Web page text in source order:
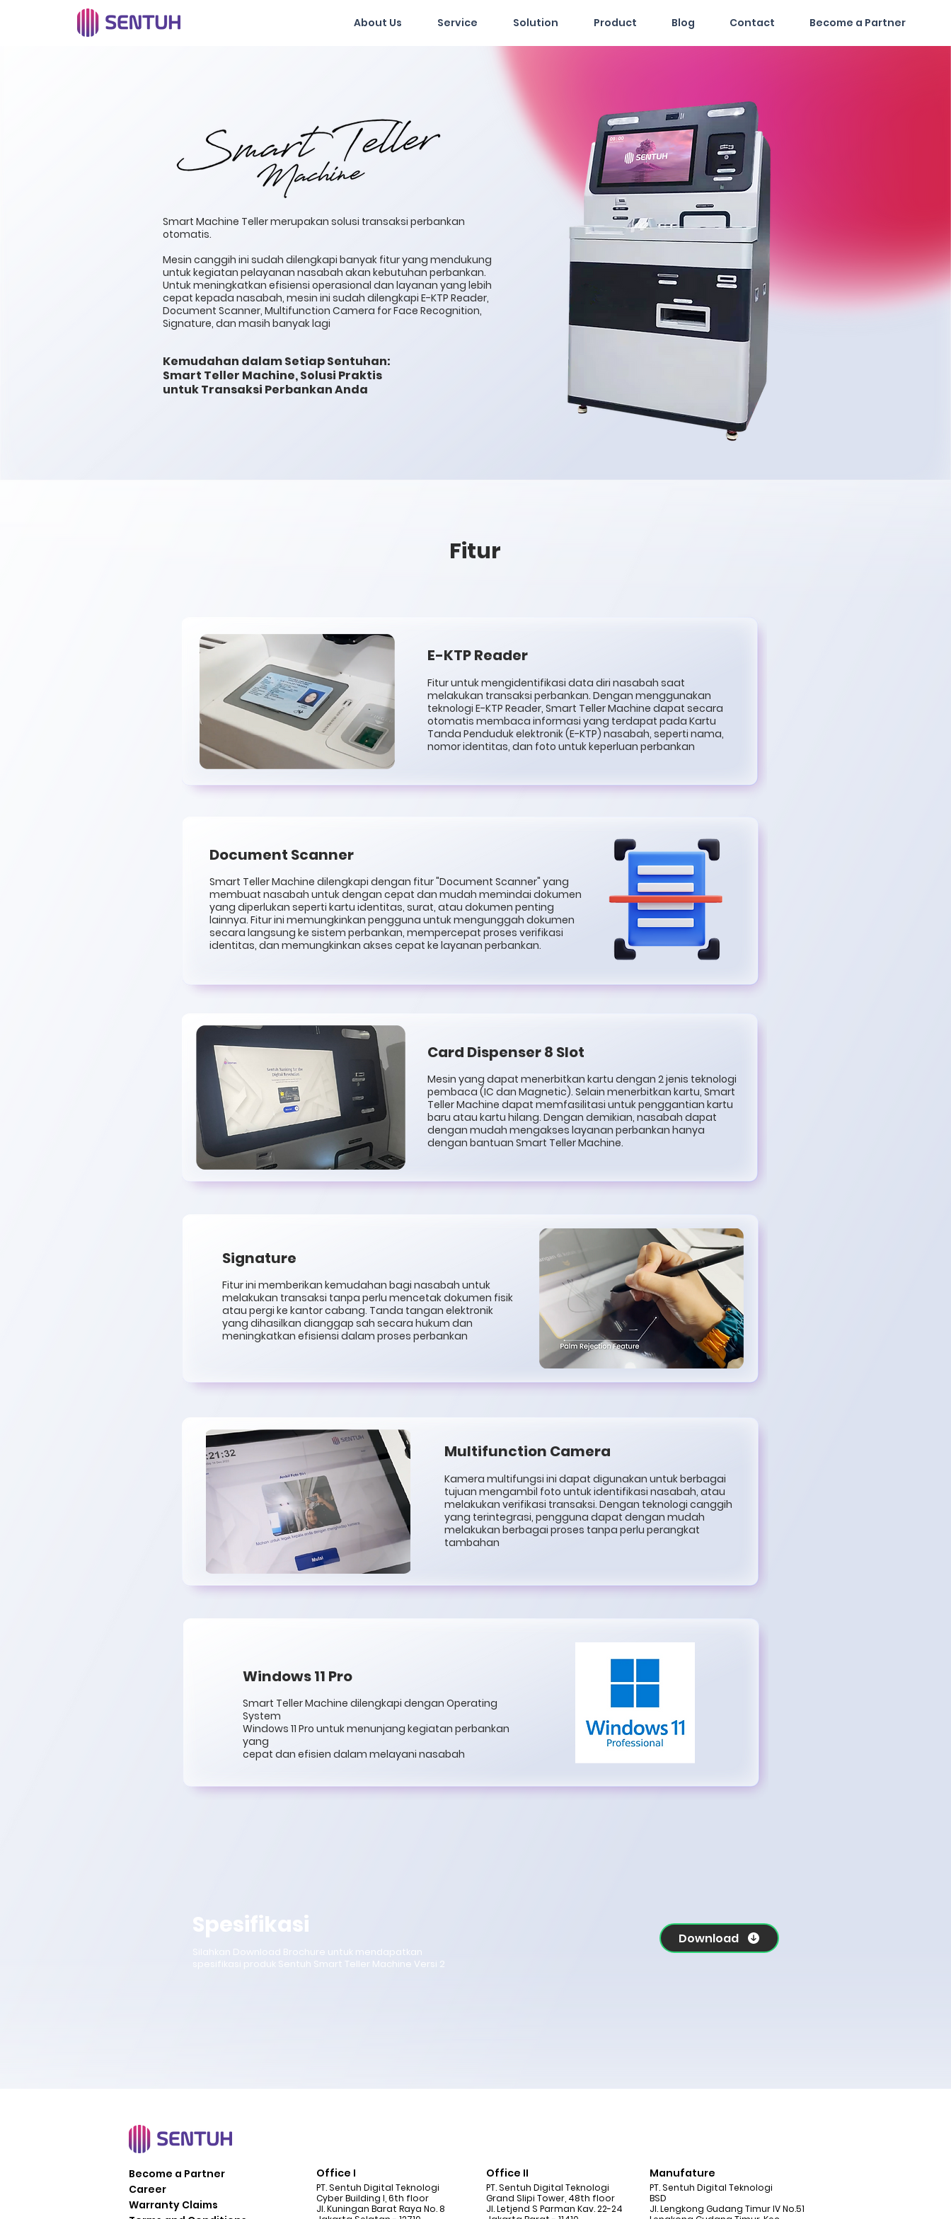
About Us Service Solution Product Blog Contact Become a Partner
Smart Machine Teller merupakan solusi transaksi perbankan
otomatis.
Mesin canggih ini sudah dilengkapi banyak fitur yang mendukung
untuk kegiatan pelayanan nasabah akan kebutuhan perbankan.
Untuk meningkatkan efisiensi operasional dan layanan yang lebih
cepat kepada nasabah, mesin ini sudah dilengkapi E-KTP Reader,
Document Scanner, Multifunction Camera for Face Recognition,
Signature, dan masih banyak lagi
Kemudahan dalam Setiap Sentuhan:
Smart Teller Machine, Solusi Praktis
untuk Transaksi Perbankan Anda
Fitur
E-KTP Reader
Fitur untuk mengidentifikasi data diri nasabah saat
melakukan transaksi perbankan. Dengan menggunakan
teknologi E-KTP Reader, Smart Teller Machine dapat secara
otomatis membaca informasi yang terdapat pada Kartu
Tanda Penduduk elektronik (E-KTP) nasabah, seperti nama,
nomor identitas, dan foto untuk keperluan perbankan
Document Scanner
Smart Teller Machine dilengkapi dengan fitur "Document Scanner" yang
membuat nasabah untuk dengan cepat dan mudah memindai dokumen
yang diperlukan seperti kartu identitas, surat, atau dokumen penting
lainnya. Fitur ini memungkinkan pengguna untuk mengunggah dokumen
secara langsung ke sistem perbankan, mempercepat proses verifikasi
identitas, dan memungkinkan akses cepat ke layanan perbankan.
Card Dispenser 8 Slot
Mesin yang dapat menerbitkan kartu dengan 2 jenis teknologi
pembaca (IC dan Magnetic). Selain menerbitkan kartu, Smart
Teller Machine dapat memfasilitasi untuk penggantian kartu
baru atau kartu hilang. Dengan demikian, nasabah dapat
dengan mudah mengakses layanan perbankan hanya
dengan bantuan Smart Teller Machine.
Signature
Fitur ini memberikan kemudahan bagi nasabah untuk
melakukan transaksi tanpa perlu mencetak dokumen fisik
atau pergi ke kantor cabang. Tanda tangan elektronik
yang dihasilkan dianggap sah secara hukum dan
meningkatkan efisiensi dalam proses perbankan
Multifunction Camera
Kamera multifungsi ini dapat digunakan untuk berbagai
tujuan mengambil foto untuk identifikasi nasabah, atau
melakukan verifikasi transaksi. Dengan teknologi canggih
yang terintegrasi, pengguna dapat dengan mudah
melakukan berbagai proses tanpa perlu perangkat
tambahan
Windows 11 Pro
Smart Teller Machine dilengkapi dengan Operating
System
Windows 11 Pro untuk menunjang kegiatan perbankan
yang
cepat dan efisien dalam melayani nasabah
Spesifikasi
Silahkan Download Brochure untuk mendapatkan
spesifikasi produk Sentuh Smart Teller Machine Versi 2
Download
Become a Partner
Career
Warranty Claims
Office I
PT. Sentuh Digital Teknologi
Cyber Building I, 6th floor
Jl. Kuningan Barat Raya No. 8
Office II
PT. Sentuh Digital Teknologi
Grand Slipi Tower, 48th floor
Jl. Letjend S Parman Kav. 22-24
Manufature
PT. Sentuh Digital Teknologi
BSD
Jl. Lengkong Gudang Timur IV No.51